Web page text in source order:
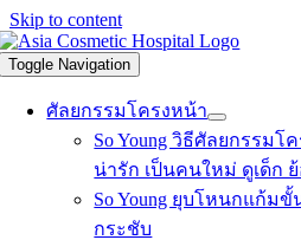
Skip to content
Toggle Navigation
ศัลยกรรมโครงหน้า
So Young วิธีศัลยกรรม
น่ารัก เป็นคนใหม่ ดูเด็ก
So Young ยุบโหนกแก้ม
กระชับ